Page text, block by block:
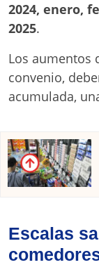
2024, enero,
2025.
Los aumentos
convenio,
acumulada,
Escalas